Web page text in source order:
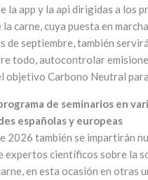
la app y la api dirigidas a los
carne, cuya puesta en
de septiembre, también
todo, autocontrolar
objetivo Carbono Neutral
de seminarios en
españolas y europeas
2026 también se impartirán
expertos científicos sobre la
en esta ocasión en otras